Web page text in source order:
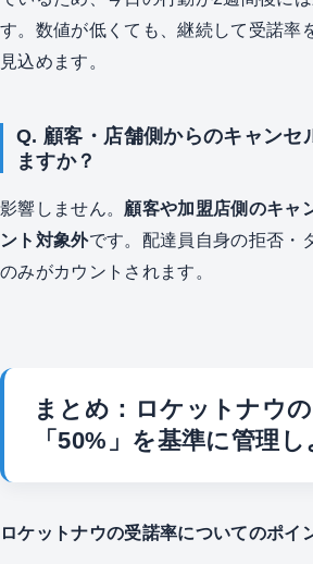
す。数値が低くても、継続して受諾率
見込めます。
Q. 顧客・店舗側からのキャンセ
ますか？
影響しません。 顧客や加盟店側のキャ
ント対象外です。配達員自身の拒否・
のみがカウントされます。
まとめ：ロケットナウ
「50%」を基準に管理し
ロケットナウの受諾率についてのポイ